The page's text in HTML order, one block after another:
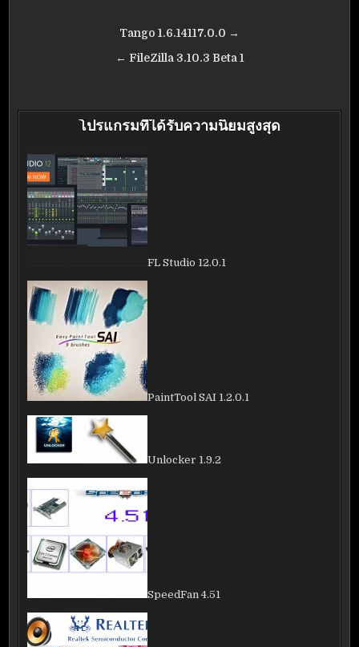
Tango 1.6.14117.0.0 →
← FileZilla 3.10.3 Beta 1
โปรแกรมที่ได้รับความนิยมสูงสุด
FL Studio 12.0.1
PaintTool SAI 1.2.0.1
Unlocker 1.9.2
SpeedFan 4.51